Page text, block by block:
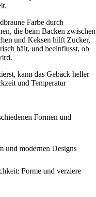
Farbe durch
die beim Backen zwischen
und Keksen hilft Zucker,
hält, und beeinflusst, ob
kann das Gebäck heller
und Temperatur
Formen und
und modernen Designs
Forme und verziere